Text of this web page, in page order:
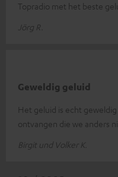
Topradio met het beste
Jörg R.
Geweldig geluid
Het geluid is echt
ontvangen die we anders
Birgit und Volker K.